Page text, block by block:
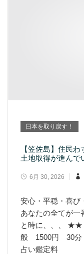
日本を取り戻す！
【笠佐島】住民
土地取得が進んで
6月 30, 2026
安心・平穏・喜び
あなたの全てが
と時に、、、
般 1500円 30分
占い鑑定料